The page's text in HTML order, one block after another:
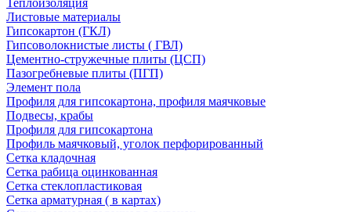
Теплоизоляция
Листовые материалы
Гипсокартон (ГКЛ)
Гипсоволокнистые листы ( ГВЛ)
Цементно-стружечные плиты (ЦСП)
Пазогребневые плиты (ПГП)
Элемент пола
Профиля для гипсокартона, профиля маячковые
Подвесы, крабы
Профиля для гипсокартона
Профиль маячковый, уголок перфорированный
Сетка кладочная
Сетка рабица оцинкованная
Сетка стеклопластиковая
Сетка арматурная ( в картах)